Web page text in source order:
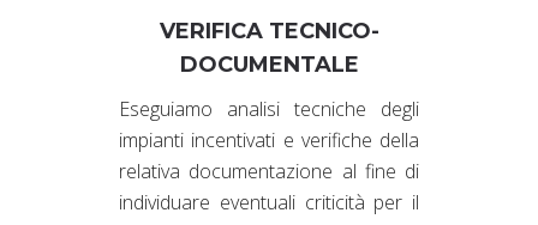
VERIFICA TECNICO-
DOCUMENTALE
Eseguiamo analisi tecniche degli
impianti incentivati e verifiche della
relativa documentazione al fine di
individuare eventuali criticità per il